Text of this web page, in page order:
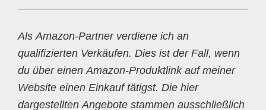
Als Amazon-Partner verdiene ich an
qualifizierten Verkäufen. Dies ist der Fall, wenn
du über einen Amazon-Produktlink auf meiner
Website einen Einkauf tätigst. Die hier
dargestellten Angebote stammen ausschließlich